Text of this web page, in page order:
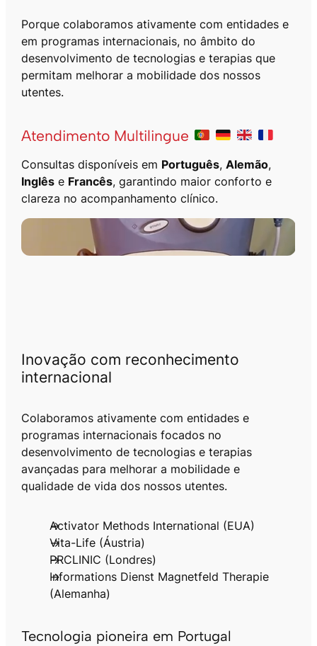
a
r
a
d
o
r
s
m
u
s
c
l
r
t
i
l
a
r
e
s
Porque colaboramos ativamente com entidades e
em programas internacionais, no âmbito do
desenvolvimento de tecnologias e terapias que
permitam melhorar a mobilidade dos nossos
utentes.
Atendimento Multilingue
Consultas disponíveis em Português,Alemão,
Inglês e Francês, garantindo maior conforto e
clareza no acompanhamento clínico.
Inovação com reconhecimento
internacional
Colaboramos ativamente com entidades e
programas internacionais focados no
desenvolvimento de tecnologias e terapias
avançadas para melhorar a mobilidade e
qualidade de vida dos nossos utentes.
Activator Methods International (EUA)
Vita-Life (Áustria)
PRCLINIC (Londres)
Informations Dienst Magnetfeld Therapie
(Alemanha)
Tecnologia pioneira em Portugal